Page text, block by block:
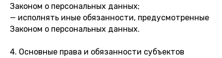
Законом о персональных данных;
— исполнять иные обязанности, предусмотренные
Законом о персональных данных.
4. Основные права и обязанности субъектов